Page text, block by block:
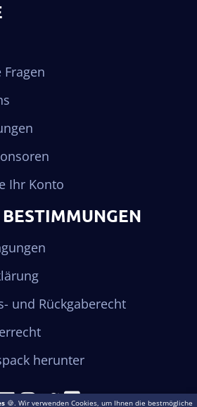
Ihr Konto
und Rückgaberecht
herunter
🍪. Wir verwenden Cookies, um Ihnen die bestmögliche